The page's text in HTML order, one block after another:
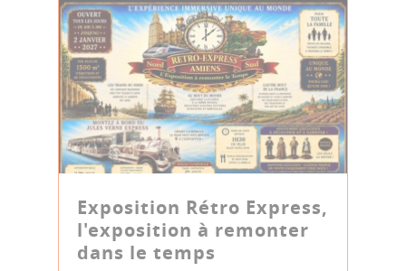
Exposition Rétro Express,
l'exposition à remonter
dans le temps